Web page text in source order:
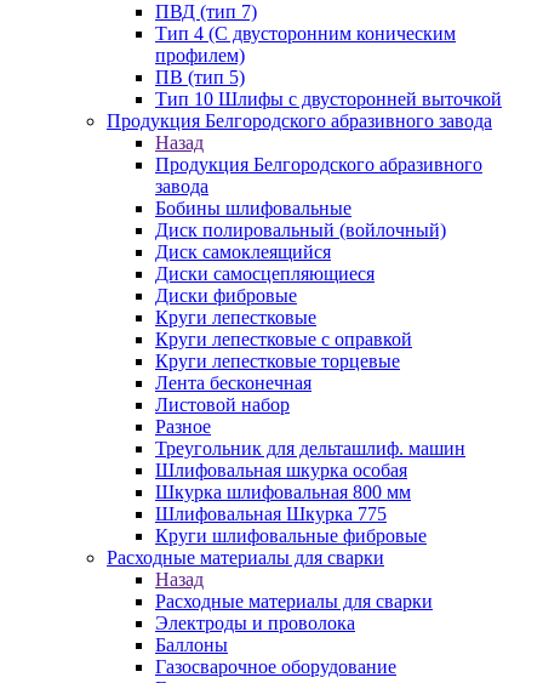
ПВД (тип 7)
Тип 4 (С двусторонним коническим
профилем)
ПВ (тип 5)
Тип 10 Шлифы с двусторонней выточкой
Продукция Белгородского абразивного завода
Назад
Продукция Белгородского абразивного
завода
Бобины шлифовальные
Диск полировальный (войлочный)
Диск самоклеящийся
Диски самосцепляющиеся
Диски фибровые
Круги лепестковые
Круги лепестковые с оправкой
Круги лепестковые торцевые
Лента бесконечная
Листовой набор
Разное
Треугольник для дельташлиф. машин
Шлифовальная шкурка особая
Шкурка шлифовальная 800 мм
Шлифовальная Шкурка 775
Круги шлифовальные фибровые
Расходные материалы для сварки
Назад
Расходные материалы для сварки
Электроды и проволока
Баллоны
Газосварочное оборудование